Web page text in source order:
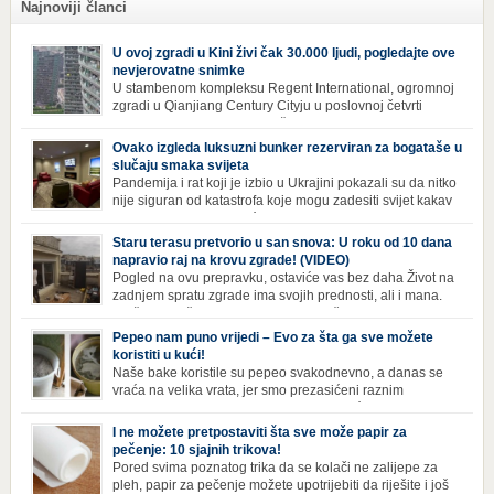
Najnoviji članci
U ovoj zgradi u Kini živi čak 30.000 ljudi, pogledajte ove
nevjerovatne snimke
U stambenom kompleksu Regent International, ogromnoj
zgradi u Qianjiang Century Cityju u poslovnoj četvrti
Hangzhoua u Kini, trenutno živi gotovo 30 hiljada ljudi,
koji nikad ne moraju izaći iz njega. Naime, s obzirom na to da unutar
zgrade mogu pronaći sve potrepštine koje im zatrebaju, stanari ovog
kompleksa zapravo nemaju potrebe izlaziti izvan njega ako […]
Ovako izgleda luksuzni bunker rezerviran za bogataše u
slučaju smaka svijeta
Pandemija i rat koji je izbio u Ukrajini pokazali su da nitko
nije siguran od katastrofa koje mogu zadesiti svijet kakav
poznajemo. I dok se većina ljudi nada da situacija u
svijetu neće postati još gora te da su prijetnje nuklearnim oružjem
isprazne, ima i onih koji se spremaju za najgori scenariji. Naime,
Survival Condo […]
Staru terasu pretvorio u san snova: U roku od 10 dana
napravio raj na krovu zgrade! (VIDEO)
Pogled na ovu prepravku, ostaviće vas bez daha Život na
zadnjem spratu zgrade ima svojih prednosti, ali i mana.
brže troše, a terasa poprimi ruiniran izgled. Ovaj muškarac je promijenio
sve, kada je renovirao terasu i sebi stvorio zaista rajski kutak. Uživajte i
vi u […]
Pepeo nam puno vrijedi – Evo za šta ga sve možete
koristiti u kući!
Naše bake koristile su pepeo svakodnevno, a danas se
vraća na velika vrata, jer smo prezasićeni raznim
Izbjeljivač bez premca Čak i kada se pere najboljim deterdžentima, uz
dodatak izbjeljivača, rublje ne dobija blistavu bjelinu. Možda niste znali
da je cijeđ drvenog pepela fenomenalno sredstvo za pranje bijelog […]
I ne možete pretpostaviti šta sve može papir za
pečenje: 10 sjajnih trikova!
Pored svima poznatog trika da se kolači ne zalijepe za
pleh, papir za pečenje možete upotrijebiti da riješite i još